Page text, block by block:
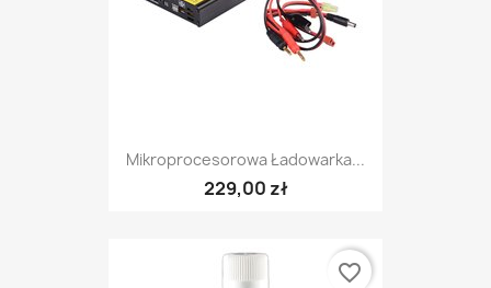
Mikroprocesorowa Ładowarka...
229,00 zł
favorite_border